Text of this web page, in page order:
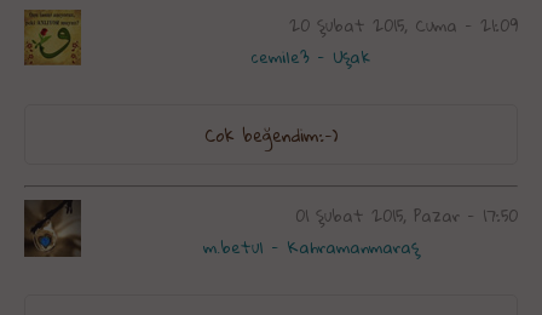
20 Şubat 2015, Cuma - 21:09
cemile3 - Uşak
Cok beğendim:-)
01 Şubat 2015, Pazar - 17:50
m.betul - Kahramanmaraş